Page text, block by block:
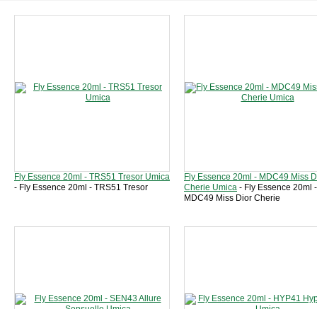
Fly Essence 20ml - TRS51 Tresor Umica
- Fly Essence 20ml - TRS51 Tresor
Fly Essence 20ml - MDC49 Miss
Cherie Umica - Fly Essence 20ml -
MDC49 Miss Dior Cherie